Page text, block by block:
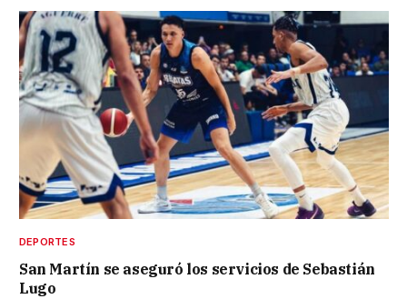
DEPORTES
San Martín se aseguró los servicios de Sebastián
Lugo